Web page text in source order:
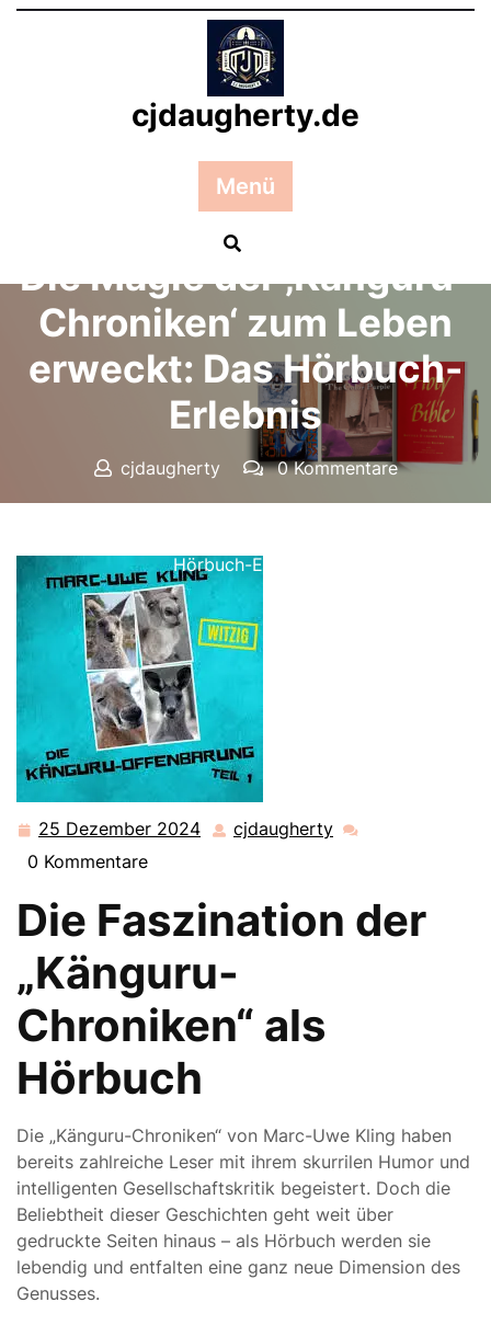
Zum
cjdaugherty.de
Menü
Die Magie der ‚Känguru-
Chroniken‘ zum Leben
erweckt: Das Hörbuch-
Erlebnis
cjdaugherty
0 Kommentare
Hörbuch-Erlebnis
25 Dezember 2024 25 cjdaugherty cjdaugherty
0 Kommentare
Die Faszination der
„Känguru-
Chroniken“ als
Hörbuch
Die „Känguru-Chroniken“ von Marc-Uwe Kling haben
bereits zahlreiche Leser mit ihrem skurrilen Humor und
intelligenten Gesellschaftskritik begeistert. Doch die
Beliebtheit dieser Geschichten geht weit über
gedruckte Seiten hinaus – als Hörbuch werden sie
lebendig und entfalten eine ganz neue Dimension des
Genusses.